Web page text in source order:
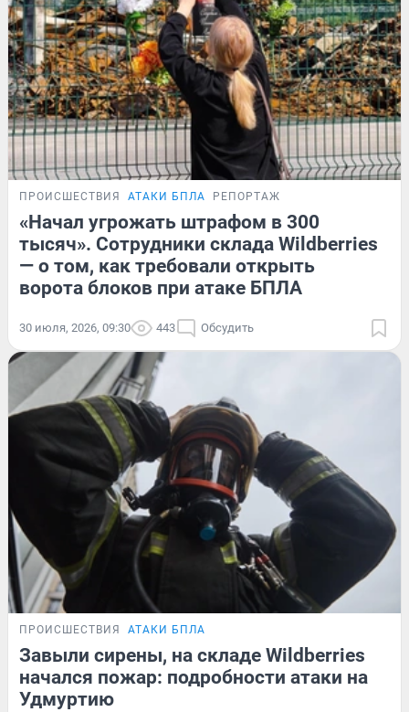
ПРОИСШЕСТВИЯ АТАКИ БПЛА РЕПОРТАЖ
«Начал угрожать штрафом в 300
тысяч». Сотрудники склада Wildberries
— о том, как требовали открыть
ворота блоков при атаке БПЛА
30 июля, 2026, 09:30 443 Обсудить
ПРОИСШЕСТВИЯ АТАКИ БПЛА
Завыли сирены, на складе Wildberries
начался пожар: подробности атаки на
Удмуртию